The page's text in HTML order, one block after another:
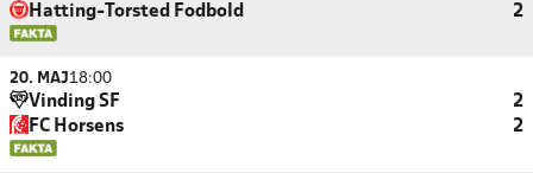
Hatting-Torsted Fodbold
2
20. MAJ18:00
Vinding SF
2
FC Horsens
2